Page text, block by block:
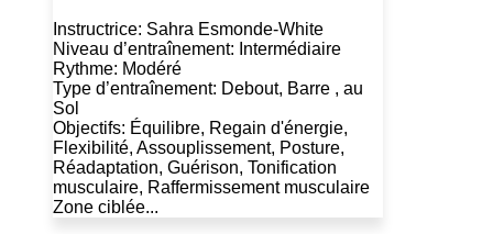
Instructrice: Sahra Esmonde-White
Niveau d’entraînement: Intermédiaire
Rythme: Modéré
Type d’entraînement: Debout, Barre , au
Sol
Objectifs: Équilibre, Regain d'énergie,
Flexibilité, Assouplissement, Posture,
Réadaptation, Guérison, Tonification
musculaire, Raffermissement musculaire
Zone ciblée...